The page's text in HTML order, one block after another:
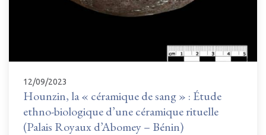
12/09/2023
Hounzin, la « céramique de sang » : Étude
ethno-biologique d’une céramique rituelle
(Palais Royaux d’Abomey – Bénin)